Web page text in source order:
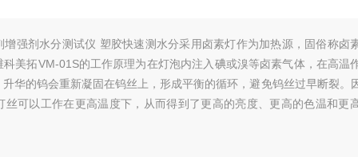
增强剂水分测试仪 塑胶快速测水分采用卤素灯作为加热源，固俗称卤
美拓VM-01S的工作原理为在灯泡内注入碘或溴等卤素气体，在高温
华的钨会重新凝固在钨丝上，形成平衡的循环，避免钨丝过早断裂。
丝可以工作在更高温度下，从而得到了更高的亮度、更高的色温和更